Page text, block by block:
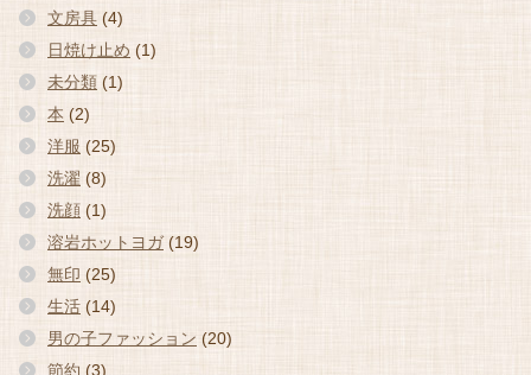
文房具 (4)
日焼け止め (1)
未分類 (1)
本 (2)
洋服 (25)
洗濯 (8)
洗顔 (1)
溶岩ホットヨガ(19)
無印 (25)
生活 (14)
男の子ファッション (20)
節約 (3)